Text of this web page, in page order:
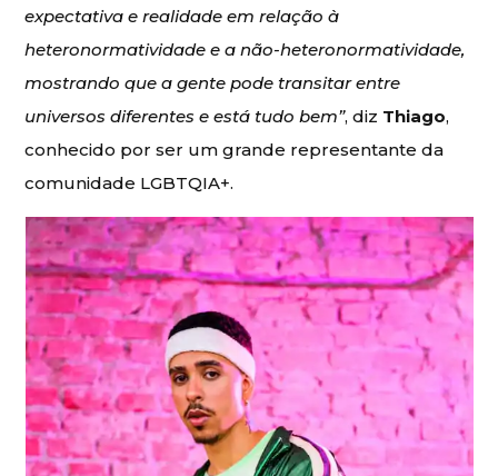
expectativa e realidade em relação à
heteronormatividade e a não-heteronormatividade,
mostrando que a gente pode transitar entre
universos diferentes e está tudo bem”, diz Thiago,
conhecido por ser um grande representante da
comunidade LGBTQIA+.